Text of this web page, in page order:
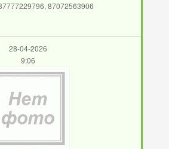
87072563906
28-04-2026
9:06